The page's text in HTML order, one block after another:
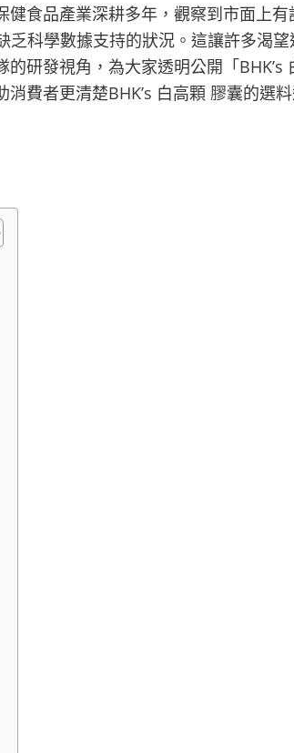
健食品產業深耕多年，觀察到市面上
科學數據支持的狀況。這讓許多渴
研發視角，為大家透明公開「
費者更清楚BHK’s 白高顆 膠囊的選